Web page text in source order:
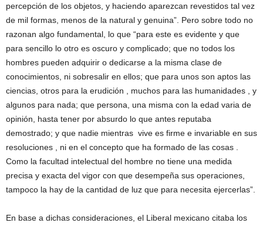
percepción de los objetos, y haciendo aparezcan revestidos tal vez
de mil formas, menos de la natural y genuina”. Pero sobre todo no
razonan algo fundamental, lo que “para este es evidente y que
para sencillo lo otro es oscuro y complicado; que no todos los
hombres pueden adquirir o dedicarse a la misma clase de
conocimientos, ni sobresalir en ellos; que para unos son aptos las
ciencias, otros para la erudición , muchos para las humanidades , y
algunos para nada; que persona, una misma con la edad varia de
opinión, hasta tener por absurdo lo que antes reputaba
demostrado; y que nadie mientras vive es firme e invariable en sus
resoluciones , ni en el concepto que ha formado de las cosas .
Como la facultad intelectual del hombre no tiene una medida
precisa y exacta del vigor con que desempeña sus operaciones,
tampoco la hay de la cantidad de luz que para necesita ejercerlas”.
En base a dichas consideraciones, el Liberal mexicano citaba los